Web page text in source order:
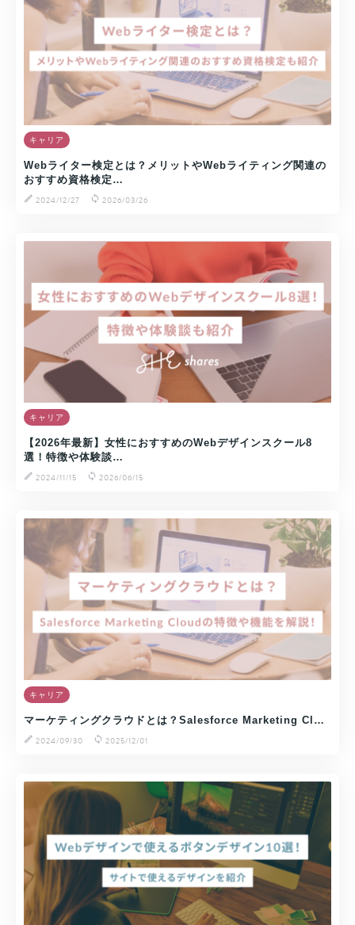
キャリア
Webライター検定とは？メリットやWebライティング関連の
おすすめ資格検定…
2024/12/27
2026/03/26
キャリア
【2026年最新】女性におすすめのWebデザインスクール8
選！特徴や体験談…
2024/11/15
2026/06/15
キャリア
マーケティングクラウドとは？Salesforce Marketing Cl…
2024/09/30
2025/12/01